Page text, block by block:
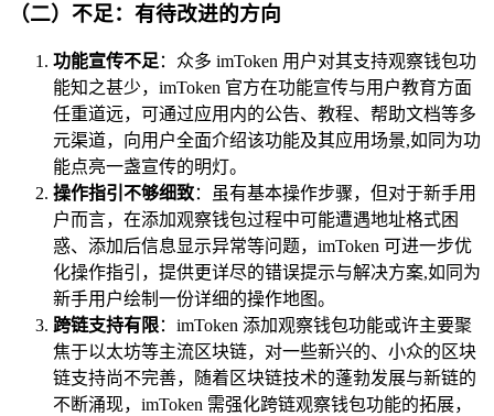
（二）不足：有待改进的方向
功能宣传不足：众多 imToken 用户对其支持观察钱包功
能知之甚少，imToken 官方在功能宣传与用户教育方面
任重道远，可通过应用内的公告、教程、帮助文档等多
元渠道，向用户全面介绍该功能及其应用场景,如同为功
能点亮一盏宣传的明灯。
操作指引不够细致：虽有基本操作步骤，但对于新手用
户而言，在添加观察钱包过程中可能遭遇地址格式困
惑、添加后信息显示异常等问题，imToken 可进一步优
化操作指引，提供更详尽的错误提示与解决方案,如同为
新手用户绘制一份详细的操作地图。
跨链支持有限：imToken 添加观察钱包功能或许主要聚
焦于以太坊等主流区块链，对一些新兴的、小众的区块
链支持尚不完善，随着区块链技术的蓬勃发展与新链的
不断涌现，imToken 需强化跨链观察钱包功能的拓展，